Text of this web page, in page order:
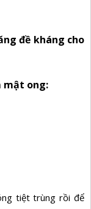
đề kháng cho
mật ong:
tiệt trùng rồi để